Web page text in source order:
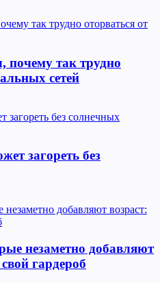
почему так трудно
сетей
загореть без
незаметно добавляют
гардероб